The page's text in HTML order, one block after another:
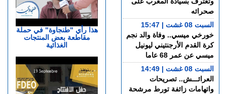
هذا رأي "طنجاوة" في حملة
مقاطعة بعض المنتجات
الغذائية
صحرائه
السبت 08 غشت | 15:47
خورخي ميسي.. وفاة والد نجم
كرة القدم الأرجنتيني ليونيل
ميسي عن عمر 68 عاما
السبت 08 غشت | 14:49
العرائـــش.. تصريحات
واتهامات زائفة تورط مرشحة